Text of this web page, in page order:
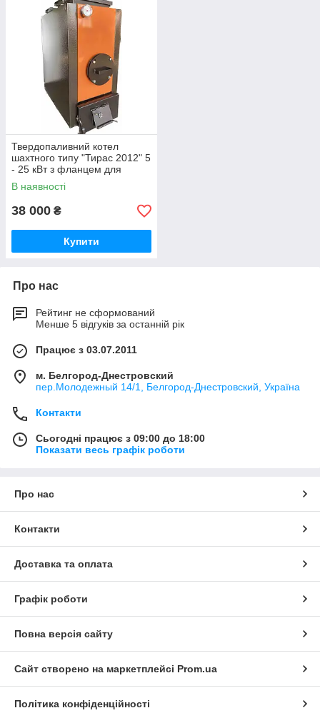
Твердопаливний котел
шахтного типу "Тирас 2012" 5
- 25 кВт з фланцем для
пелетного пальника
В наявності
38 000 ₴
Купити
Про нас
Рейтинг не сформований
Менше 5 відгуків за останній рік
Працює з 03.07.2011
м. Белгород-Днестровский
пер.Молодежный 14/1, Белгород-Днестровский, Україна
Контакти
Сьогодні працює з 09:00 до 18:00
Показати весь графік роботи
Про нас
Контакти
Доставка та оплата
Графік роботи
Повна версія сайту
Сайт створено на маркетплейсі Prom.ua
Політика конфіденційності